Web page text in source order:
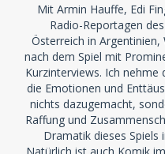
Mit Armin Hauffe, Edi
Radio-Reportagen
Österreich in Argentinien,
nach dem Spiel mit
Kurzinterviews. Ich nehme
die Emotionen und
nichts dazugemacht,
Raffung und
Dramatik dieses Spiels
Natürlich ist auch Komik